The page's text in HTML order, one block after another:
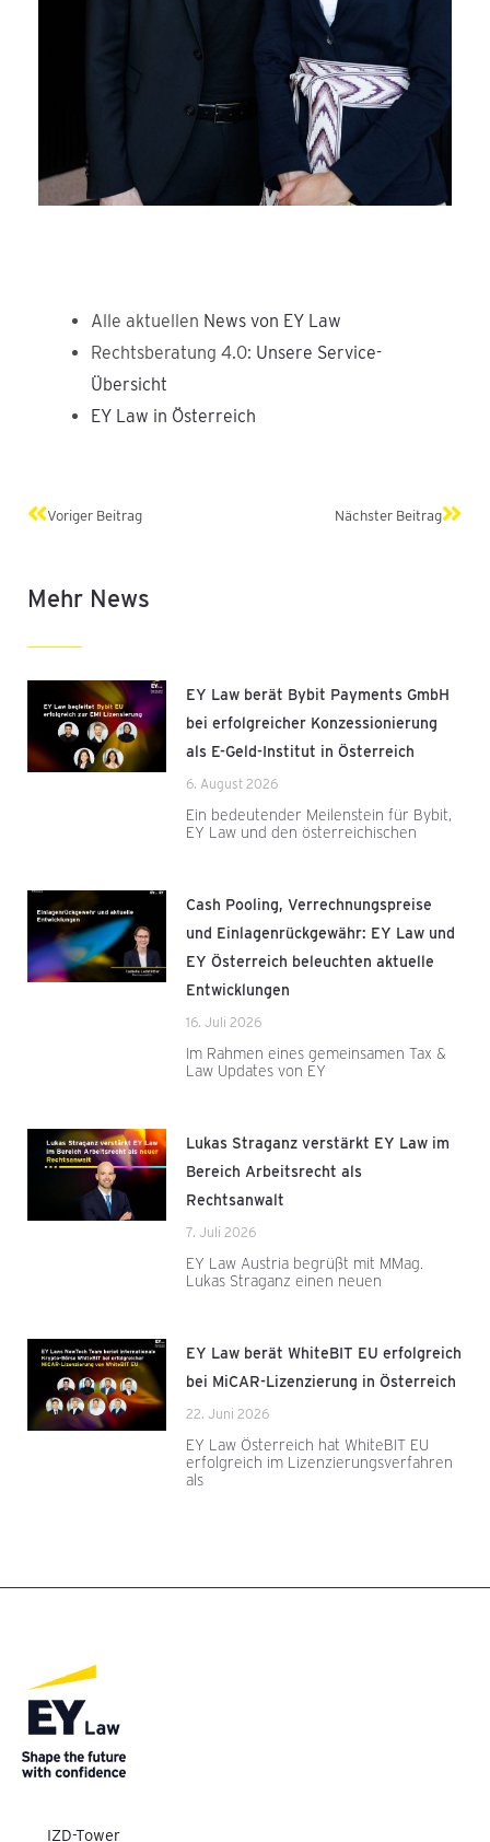
Alle aktuellen News von EY Law
Rechtsberatung 4.0: Unsere Service-
Übersicht
EY Law in Österreich
Zurück
Voriger Beitrag Nächster Beitrag
Mehr News
EY Law berät Bybit Payments GmbH
bei erfolgreicher Konzessionierung
als E-Geld-Institut in Österreich
6. August 2026
Ein bedeutender Meilenstein für Bybit,
EY Law und den österreichischen
Cash Pooling, Verrechnungspreise
und Einlagenrückgewähr: EY Law und
EY Österreich beleuchten aktuelle
Entwicklungen
16. Juli 2026
Im Rahmen eines gemeinsamen Tax &
Law Updates von EY
Lukas Straganz verstärkt EY Law im
Bereich Arbeitsrecht als
Rechtsanwalt
7. Juli 2026
EY Law Austria begrüßt mit MMag.
Lukas Straganz einen neuen
EY Law berät WhiteBIT EU erfolgreich
bei MiCAR-Lizenzierung in Österreich
22. Juni 2026
EY Law Österreich hat WhiteBIT EU
erfolgreich im Lizenzierungsverfahren
als
IZD-Tower